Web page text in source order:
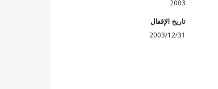
2003
تاريخ الإقفال
2003/12/31